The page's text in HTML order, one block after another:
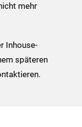
mehr
Inhouse-
späteren